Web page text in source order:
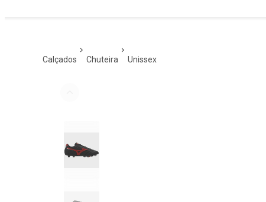
calçados chuteira unissex